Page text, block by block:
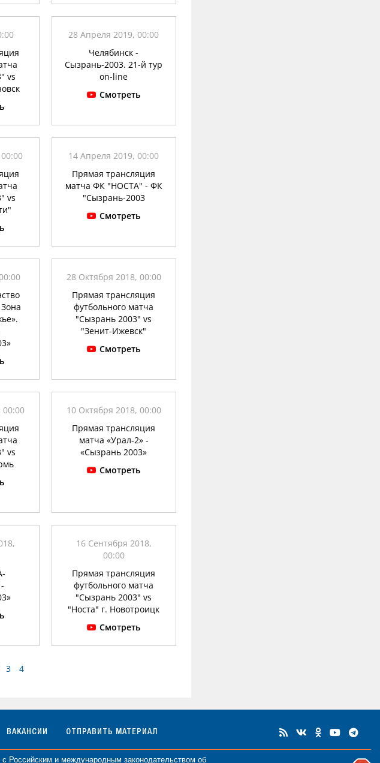
vs
28 Апреля 2019, 00:00
Челябинск -
Сызрань-2003. 21-й тур
on-line
Смотреть
vs
14 Апреля 2019, 00:00
Прямая трансляция
матча ФК "НОСТА" - ФК
"Сызрань-2003
Смотреть
28 Октября 2018, 00:00
Прямая трансляция
футбольного матча
"Сызрань 2003" vs
"Зенит-Ижевск"
Смотреть
00:00
vs
10 Октября 2018, 00:00
Прямая трансляция
матча «Урал-2» -
«Сызрань 2003»
Смотреть
16 Сентября 2018,
00:00
Прямая трансляция
футбольного матча
"Сызрань 2003" vs
"Носта" г. Новотроицк
Смотреть
3 4
ВАКАНСИИ ОТПРАВИТЬ МАТЕРИАЛ
Российским и международным законодательством об